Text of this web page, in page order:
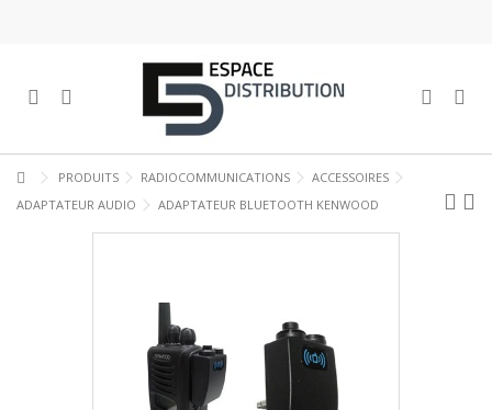
PRODUITS RADIOCOMMUNICATIONS
ACCESSOIRES
ADAPTATEUR AUDIO
ADAPTATEUR BLUETOOTH KENWOOD